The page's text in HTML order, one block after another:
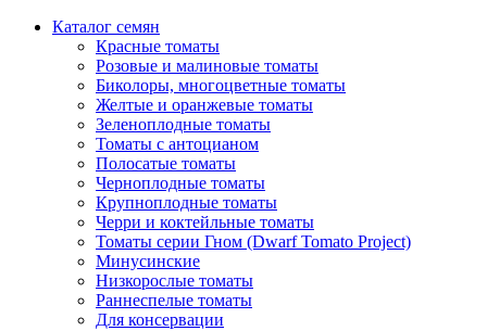
Каталог семян
Красные томаты
Розовые и малиновые томаты
Биколоры, многоцветные томаты
Желтые и оранжевые томаты
Зеленоплодные томаты
Томаты с антоцианом
Полосатые томаты
Черноплодные томаты
Крупноплодные томаты
Черри и коктейльные томаты
Томаты серии Гном (Dwarf Tomato Project)
Минусинские
Низкорослые томаты
Раннеспелые томаты
Для консервации